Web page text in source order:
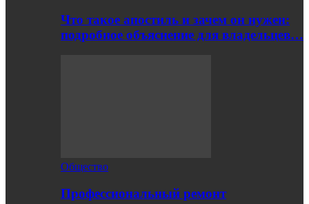
Что такое апостиль и зачем он нужен:
подробное объяснение для владельцев…
Общество
Профессиональный ремонт